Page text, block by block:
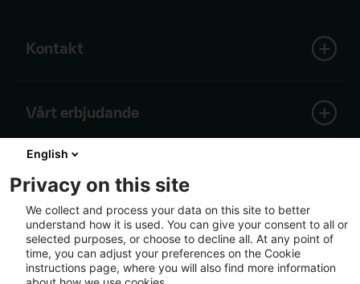
Kontakt
Skepparplatsen 1
851 88 Sundsvall
info@sca.com
Alla kontaktuppgifter
Vårt erbjudande
Skog
Träprodukter
Containerboard
Förnybar energi
Massa
Logistik
Om SCA
Kärnan i SCAs verksamhet är skogen, Europas
största privata skogsinnehav. Kring denna unika
resurs har vi byggt en välutvecklad värdekedja
baserad på förnybar råvara från våra egna och
Följ oss
English
Privacy on this site
We collect and process your data on this site to better
understand how it is used. You can give your consent to all or
selected purposes, or choose to decline all. At any point of
time, you can adjust your preferences on the Cookie
instructions page, where you will also find more information